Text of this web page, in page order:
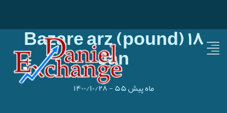
Bazare arz (pound) ۱۸
Jan
۱۴۰۰/۱۰/۲۸- ۵۵ ماه پیش